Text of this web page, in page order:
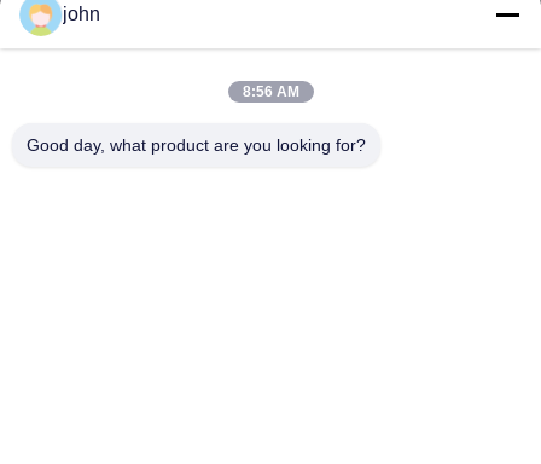
0086-153-7406-6785
john
8:56 AM
Good day, what product are you looking for?